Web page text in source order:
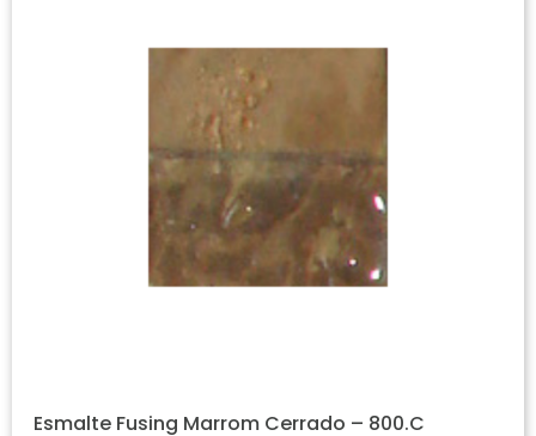
Esmalte Fusing Marrom Cerrado – 800.C